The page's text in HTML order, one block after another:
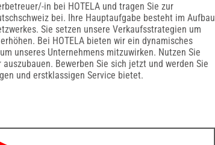
in bei HOTELA und tragen Sie zur
bei. Ihre Hauptaufgabe besteht im Aufbau
Sie setzen unsere Verkaufsstrategien um
Bei HOTELA bieten wir ein dynamisches
unseres Unternehmens mitzuwirken. Nutzen Sie
Bewerben Sie sich jetzt und werden Sie
und erstklassigen Service bietet.